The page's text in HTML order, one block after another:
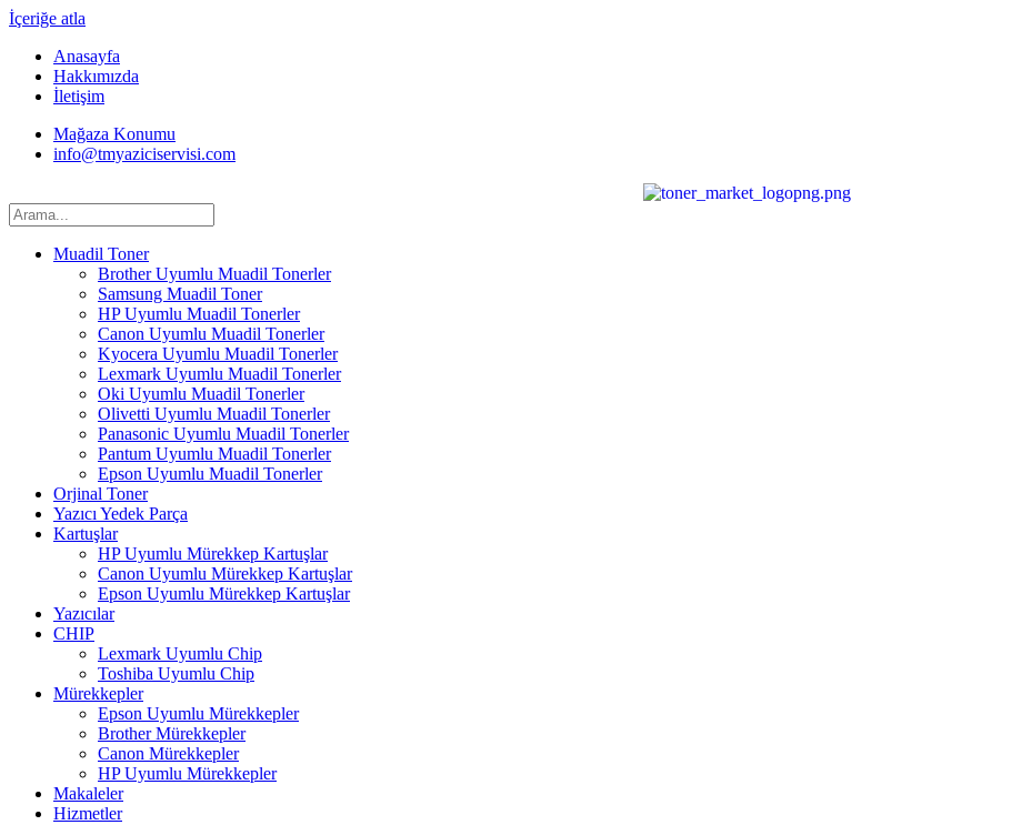
İçeriğe atla
Anasayfa
Hakkımızda
İletişim
Mağaza Konumu
info@tmyaziciservisi.com
Muadil Toner
Brother Uyumlu Muadil Tonerler
Samsung Muadil Toner
HP Uyumlu Muadil Tonerler
Canon Uyumlu Muadil Tonerler
Kyocera Uyumlu Muadil Tonerler
Lexmark Uyumlu Muadil Tonerler
Oki Uyumlu Muadil Tonerler
Olivetti Uyumlu Muadil Tonerler
Panasonic Uyumlu Muadil Tonerler
Pantum Uyumlu Muadil Tonerler
Epson Uyumlu Muadil Tonerler
Orjinal Toner
Yazıcı Yedek Parça
Kartuşlar
HP Uyumlu Mürekkep Kartuşlar
Canon Uyumlu Mürekkep Kartuşlar
Epson Uyumlu Mürekkep Kartuşlar
Yazıcılar
CHIP
Lexmark Uyumlu Chip
Toshiba Uyumlu Chip
Mürekkepler
Epson Uyumlu Mürekkepler
Brother Mürekkepler
Canon Mürekkepler
HP Uyumlu Mürekkepler
Makaleler
Hizmetler